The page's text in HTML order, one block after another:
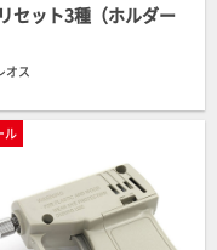
セット3種（ホルダー
オス
ル